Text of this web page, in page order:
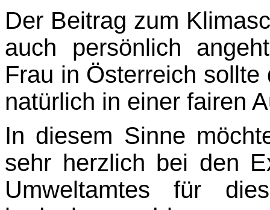
Der Beitrag zum
auch persönlich
Frau in Österreich
natürlich in einer fairen
In diesem Sinne
sehr herzlich bei den
Umweltamtes für